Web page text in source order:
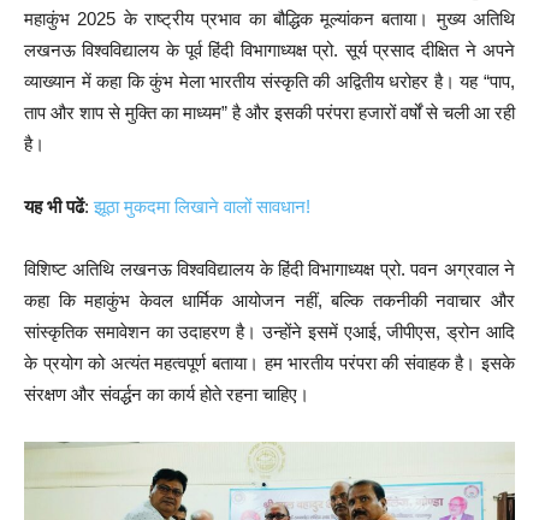
महाकुंभ 2025 के राष्ट्रीय प्रभाव का बौद्धिक मूल्यांकन बताया। मुख्य अतिथि
लखनऊ विश्वविद्यालय के पूर्व हिंदी विभागाध्यक्ष प्रो. सूर्य प्रसाद दीक्षित ने अपने
व्याख्यान में कहा कि कुंभ मेला भारतीय संस्कृति की अद्वितीय धरोहर है। यह “पाप,
ताप और शाप से मुक्ति का माध्यम” है और इसकी परंपरा हजारों वर्षों से चली आ रही
है।
यह भी पढें:झूठा मुकदमा लिखाने वालों सावधान!
विशिष्ट अतिथि लखनऊ विश्वविद्यालय के हिंदी विभागाध्यक्ष प्रो. पवन अग्रवाल ने
कहा कि महाकुंभ केवल धार्मिक आयोजन नहीं, बल्कि तकनीकी नवाचार और
सांस्कृतिक समावेशन का उदाहरण है। उन्होंने इसमें एआई, जीपीएस, ड्रोन आदि
के प्रयोग को अत्यंत महत्वपूर्ण बताया। हम भारतीय परंपरा की संवाहक है। इसके
संरक्षण और संवर्द्धन का कार्य होते रहना चाहिए।